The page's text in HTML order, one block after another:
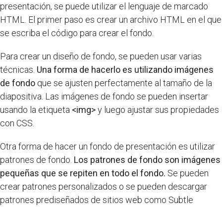
presentación, se puede utilizar el lenguaje de marcado
HTML. El primer paso es crear un archivo HTML en el que
se escriba el código para crear el fondo.
Para crear un diseño de fondo, se pueden usar varias
técnicas. Una forma de hacerlo es utilizando imágenes
de fondo que se ajusten perfectamente al tamaño de la
diapositiva. Las imágenes de fondo se pueden insertar
usando la etiqueta <img>y luego ajustar sus propiedades
con CSS.
Otra forma de hacer un fondo de presentación es utilizar
patrones de fondo. Los patrones de fondo son imágenes
pequeñas que se repiten en todo el fondo. Se pueden
crear patrones personalizados o se pueden descargar
patrones prediseñados de sitios web como Subtle